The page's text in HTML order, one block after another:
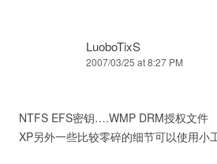
LuoboTixS
2007/03/25 at 8:27 PM
NTFS EFS密钥….WMP DRM授权文件
XP另外一些比较零碎的细节可以使用小